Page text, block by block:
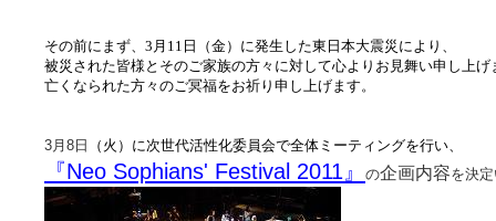
その前にまず、3月11日（金）に発生した東日本大震災により、
被災された皆様とそのご家族の方々に対して心よりお見舞い申し上げ
亡くなられた方々のご冥福をお祈り申し上げます。
3月8日 （火）に次世代活性化委員会で全体ミーティングを行い、
『Neo Sophians' Festival 2011』 の企画内容を決